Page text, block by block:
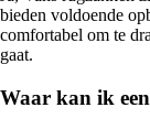
bieden voldoende
comfortabel om te
gaat.
Waar kan ik